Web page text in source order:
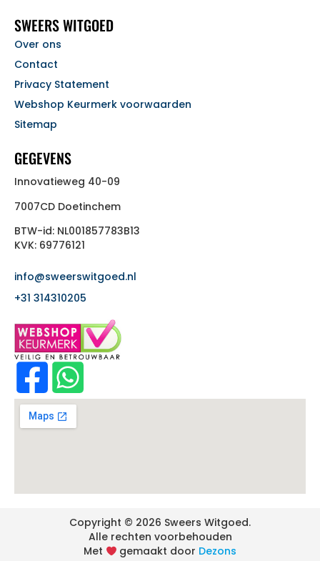
SWEERS WITGOED
Over ons
Contact
Privacy Statement
Webshop Keurmerk voorwaarden
Sitemap
GEGEVENS
Innovatieweg 40-09
7007CD Doetinchem
BTW-id: NL001857783B13
KVK: 69776121
info@sweerswitgoed.nl
+31 314310205
Met gemaakt door Dezons
Copyright © 2026 Sweers Witgoed.
Alle rechten voorbehouden